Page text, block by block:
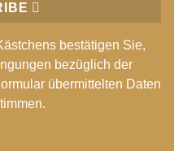
bestätigen Sie,
bezüglich der
übermittelten Daten